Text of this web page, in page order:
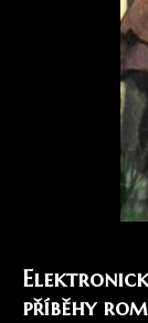
příběhy